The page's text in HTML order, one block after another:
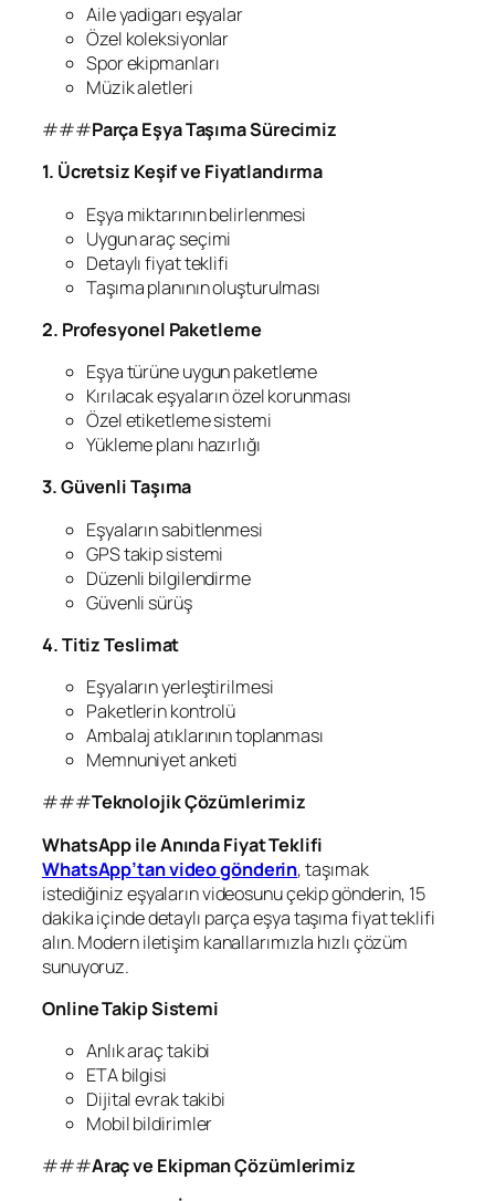
Aile yadigarı eşyalar
Özel koleksiyonlar
Spor ekipmanları
Müzik aletleri
###Parça Eşya Taşıma Sürecimiz
1. Ücretsiz Keşif ve Fiyatlandırma
Eşya miktarının belirlenmesi
Uygun araç seçimi
Detaylı fiyat teklifi
Taşıma planının oluşturulması
2. Profesyonel Paketleme
Eşya türüne uygun paketleme
Kırılacak eşyaların özel korunması
Özel etiketleme sistemi
Yükleme planı hazırlığı
3. Güvenli Taşıma
Eşyaların sabitlenmesi
GPS takip sistemi
Düzenli bilgilendirme
Güvenli sürüş
4. Titiz Teslimat
Eşyaların yerleştirilmesi
Paketlerin kontrolü
Ambalaj atıklarının toplanması
Memnuniyet anketi
###Teknolojik Çözümlerimiz
WhatsApp ile Anında Fiyat Teklifi
WhatsApp’tan video gönderin, taşımak
istediğiniz eşyaların videosunu çekip gönderin, 15
dakika içinde detaylı parça eşya taşıma fiyat teklifi
alın. Modern iletişim kanallarımızla hızlı çözüm
sunuyoruz.
Online Takip Sistemi
Anlık araç takibi
ETA bilgisi
Dijital evrak takibi
Mobil bildirimler
###Araç ve Ekipman Çözümlerimiz